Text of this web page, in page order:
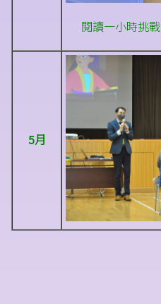
閱讀一小時挑戰
5月